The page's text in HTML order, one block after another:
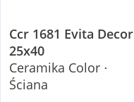
Ccr 1681 Evita Decor
25x40
Ceramika Color ⋅
Ściana